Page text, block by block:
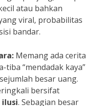
atau bahkan
viral, probabilitas
bandar.
Memang ada cerita
“mendadak kaya”
besar uang.
bersifat
ilusi. Sebagian besar